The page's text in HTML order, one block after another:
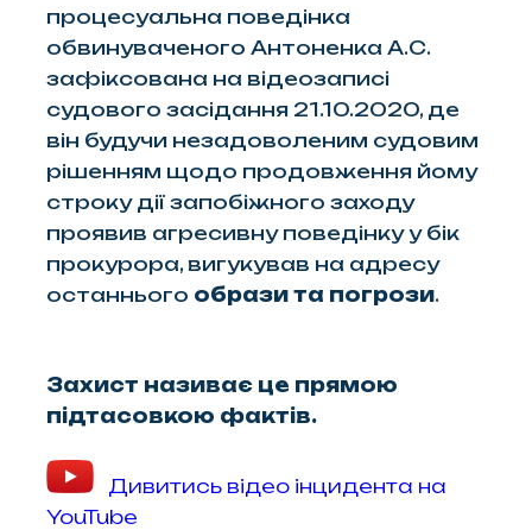
процесуальна поведінка
обвинуваченого Антоненка А.С.
зафіксована на відеозаписі
судового засідання 21.10.2020, де
він будучи незадоволеним судовим
рішенням щодо продовження йому
строку дії запобіжного заходу
проявив агресивну поведінку у бік
прокурора, вигукував на адресу
останнього образи та погрози.
Захист називає це прямою
підтасовкою фактів.
Дивитись відео інцидента на
YouTube